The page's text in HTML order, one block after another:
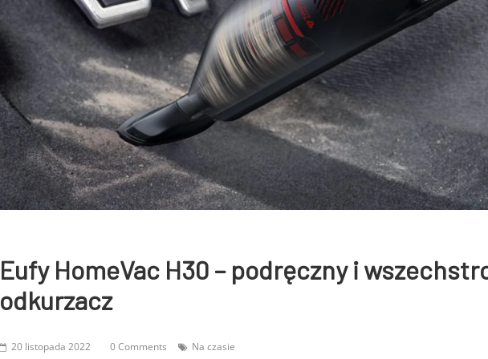
Eufy HomeVac H30 – podręczny i
odkurzacz
20 listopada 2022 0 Comments Na czasie